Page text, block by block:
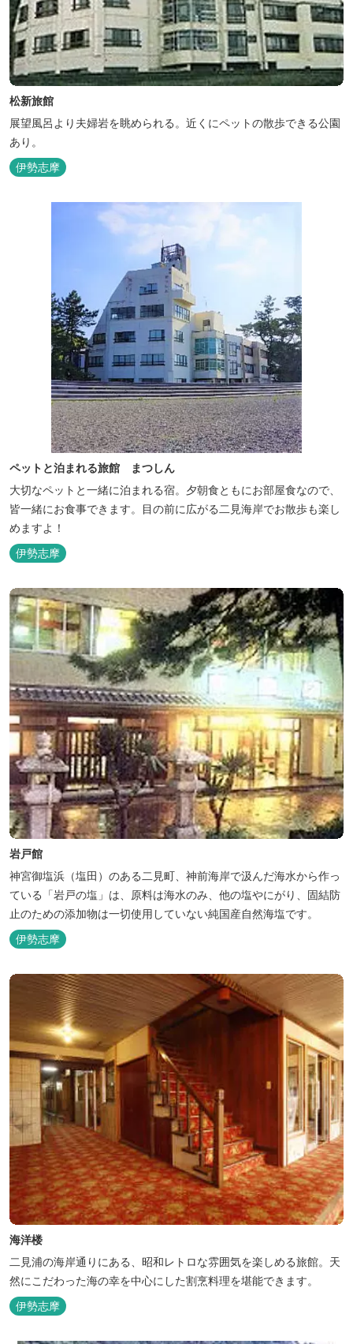
松新旅館
展望風呂より夫婦岩を眺められる。近くにペットの散歩できる公園
あり。
伊勢志摩
ペットと泊まれる旅館 まつしん
大切なペットと一緒に泊まれる宿。夕朝食ともにお部屋食なので、
皆一緒にお食事できます。目の前に広がる二見海岸でお散歩も楽し
めますよ！
伊勢志摩
岩戸館
神宮御塩浜（塩田）のある二見町、神前海岸で汲んだ海水から作っ
ている「岩戸の塩」は、原料は海水のみ、他の塩やにがり、固結防
止のための添加物は一切使用していない純国産自然海塩です。
伊勢志摩
海洋楼
二見浦の海岸通りにある、昭和レトロな雰囲気を楽しめる旅館。天
然にこだわった海の幸を中心にした割烹料理を堪能できます。
伊勢志摩